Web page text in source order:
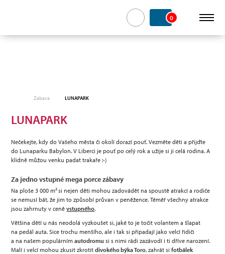
0
Zábava LUNAPARK
LUNAPARK
Nečekejte, kdy do Vašeho města či okolí dorazí pouť. Vezměte děti a přijďte
do Lunaparku Babylon. V Liberci je pouť po celý rok a užije si ji celá rodina. A
klidně můžou venku padat trakaře :-)
Za jedno vstupné mega porce zábavy
Na ploše 3 000 m2 si nejen děti mohou zadovádět na spoustě atrakcí a rodiče
se nemusí bát, že jim to způsobí průvan v peněžence. Téměř všechny atrakce
jsou zahrnuty v ceněvstupného.
Většina dětí u nás neodolá vyzkoušet si, jaké to je točit volantem a šlapat
na pedál auta. Sice trochu menšího, ale i tak si připadají jako velcí řidiči
a na našem populárnímautodromu si s nimi rádi zazávodí i ti dříve narození.
Malí i velcí mohou zkusit zkrotitdivokého býka Toro, zahrát sifotbálek